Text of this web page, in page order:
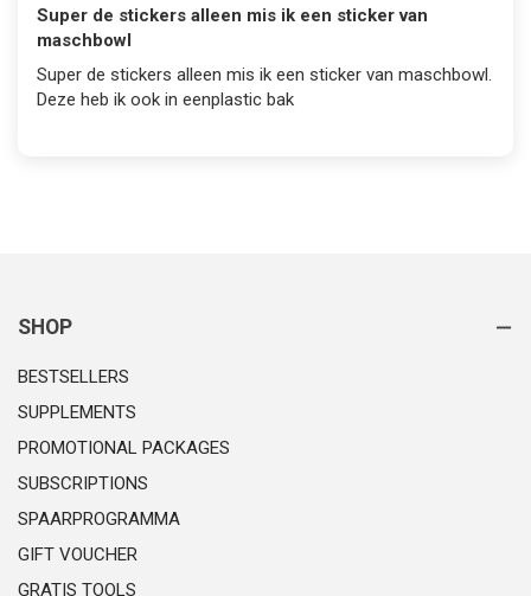
Super de stickers alleen mis ik een sticker van
maschbowl
Super de stickers alleen mis ik een sticker van maschbowl.
Deze heb ik ook in eenplastic bak
SHOP
BESTSELLERS
SUPPLEMENTS
PROMOTIONAL PACKAGES
SUBSCRIPTIONS
SPAARPROGRAMMA
GIFT VOUCHER
GRATIS TOOLS